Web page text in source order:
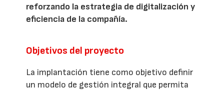
reforzando la estrategia de digitalización y
eficiencia de la compañía.
Objetivos del proyecto
La implantación tiene como objetivo definir
un modelo de gestión integral que permita